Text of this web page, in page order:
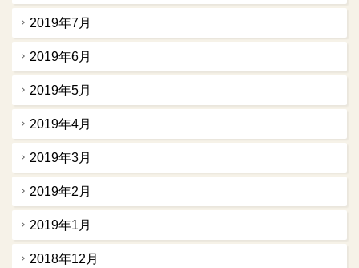
2019年7月
2019年6月
2019年5月
2019年4月
2019年3月
2019年2月
2019年1月
2018年12月